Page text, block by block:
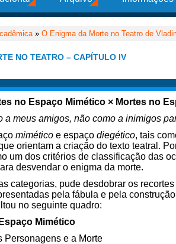
» O Enigma da Morte no Teatro de
NO TEATRO – CAPÍTULO IV
no Espaço Mimético × Mortes no
a meus amigos, não como a inimigos
mimético e espaço diegético, tais
orientam a criação do texto teatral.
um dos critérios de classificação das
desvendar o enigma da morte.
categorias, pude desdobrar os
pela fábula e pela
no seguinte quadro:
Mimético
Personagens e a Morte